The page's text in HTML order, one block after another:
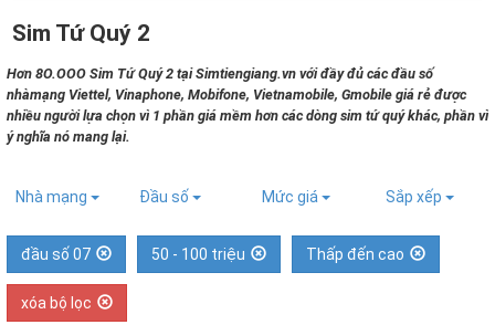
Sim Tứ Quý 2
Hơn 8O.OOO Sim Tứ Quý 2 tại Simtiengiang.vn với đầy đủ các đầu số
nhàmạng Viettel, Vinaphone, Mobifone, Vietnamobile, Gmobile giá rẻ được
nhiều người lựa chọn vì 1 phần giá mềm hơn các dòng sim tứ quý khác, phần vì
ý nghĩa nó mang lại.
Nhà mạng Đầu số Mức giá Sắp xếp
đầu số 07 50 - 100 triệu Thấp đến cao
xóa bộ lọc